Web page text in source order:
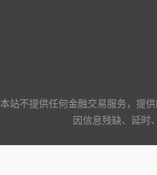
本站不提供任何金融交易服务，提
因信息残缺、延时